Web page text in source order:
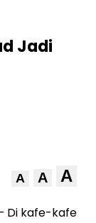
Jadi
A A A
Di kafe-kafe